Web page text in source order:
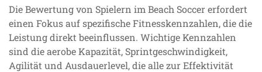
Die Bewertung von Spielern im Beach Soccer erfordert
einen Fokus auf spezifische Fitnesskennzahlen, die die
Leistung direkt beeinflussen. Wichtige Kennzahlen
sind die aerobe Kapazität, Sprintgeschwindigkeit,
Agilität und Ausdauerlevel, die alle zur Effektivität